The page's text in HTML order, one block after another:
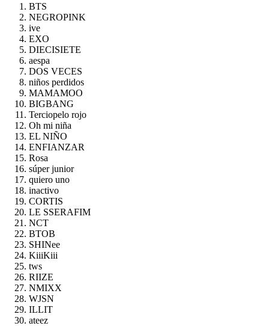
BTS
NEGROPINK
ive
EXO
DIECISIETE
aespa
DOS VECES
niños perdidos
MAMAMOO
BIGBANG
Terciopelo rojo
Oh mi niña
EL NIÑO
ENFIANZAR
Rosa
súper junior
quiero uno
inactivo
CORTIS
LE SSERAFIM
NCT
BTOB
SHINee
KiiiKiii
tws
RIIZE
NMIXX
WJSN
ILLIT
ateez